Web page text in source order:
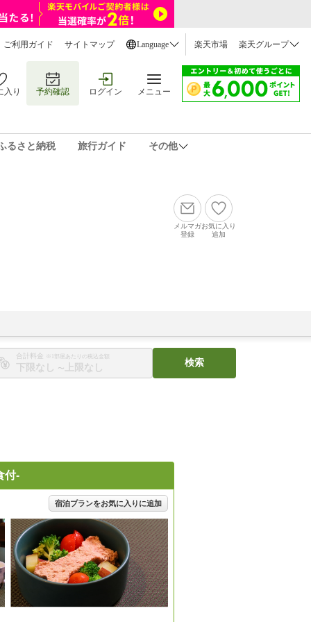
ご利用ガイド サイトマップ Language 楽天市場 楽天グループ
入り 予約確認 ログイン メニュー
るさと納税 旅行ガイド その他
メルマガ
登録
お気に入り
追加
合計料金 ※1部屋あたりの税込金額
〜
検索
付-
宿泊プランをお気に入りに追加